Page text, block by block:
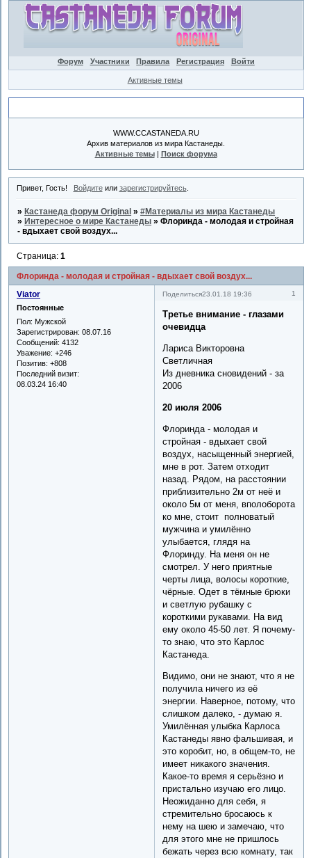
Форум Участники Правила Регистрация Войти
Активные темы
WWW.CCASTANEDA.RU
Архив материалов из мира Кастанеды.
Активные темы| Поиск форума
Привет, Гость! Войдитеили зарегистрируйтесь.
» Кастанеда форум Original »#Материалы из мира Кастанеды
» Интересное о мире Кастанеды »Флоринда - молодая и стройная
- вдыхает свой воздух...
Флоринда - молодая и стройная - вдыхает свой воздух...
Страница:1
Поделиться 1
23.01.18 19:36
Viator
Постоянные
Пол: Мужской
Зарегистрирован: 08.07.16
Сообщений: 4132
Уважение: +246
Позитив: +808
Последний визит:
08.03.24 16:40
Третье внимание - глазами
очевидца
Лариса Викторовна
Светличная
Из дневника сновидений - за
2006
20 июля 2006
Флоринда - молодая и
стройная - вдыхает свой
воздух, насыщенный энергией,
мне в рот. Затем отходит
назад. Рядом, на расстоянии
приблизительно 2м от неё и
около 5м от меня, вполоборота
ко мне, стоит полноватый
мужчина и умилённо
улыбается, глядя на
Флоринду. На меня он не
смотрел. У него приятные
черты лица, волосы короткие,
чёрные. Одет в тёмные брюки
и светлую рубашку с
короткими рукавами. На вид
ему около 45-50 лет. Я почему-
то знаю, что это Карлос
Кастанеда.
Видимо, они не знают, что я не
получила ничего из её
энергии. Наверное, потому, что
слишком далеко, - думаю я.
Умилённая улыбка Карлоса
Кастанеды явно фальшивая, и
это коробит, но, в общем-то, не
имеет никакого значения.
Какое-то время я серьёзно и
пристально изучаю его лицо.
Неожиданно для себя, я
стремительно бросаюсь к
нему на шею и замечаю, что
для этого мне не пришлось
бежать через всю комнату, так